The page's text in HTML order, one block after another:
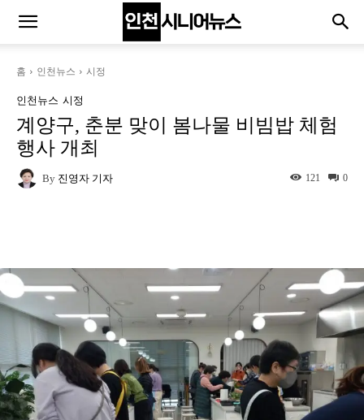
홈 인천뉴스 시정
인천뉴스 시정
계양구, 춘분 맞이 봄나물 비빔밥 체험
행사 개최
By 진영자 기자 0
121